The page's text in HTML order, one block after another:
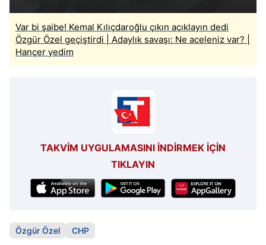
Var bi şaibe! Kemal Kılıçdaroğlu çıkın açıklayın dedi
Özgür Özel geçiştirdi | Adaylık savaşı: Ne aceleniz var? |
Hançer yedim
TAKVİM UYGULAMASINI İNDİRMEK İÇİN
TIKLAYIN
Özgür Özel CHP